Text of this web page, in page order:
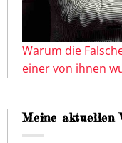
Warum die
einer von ihnen
Meine aktuellen